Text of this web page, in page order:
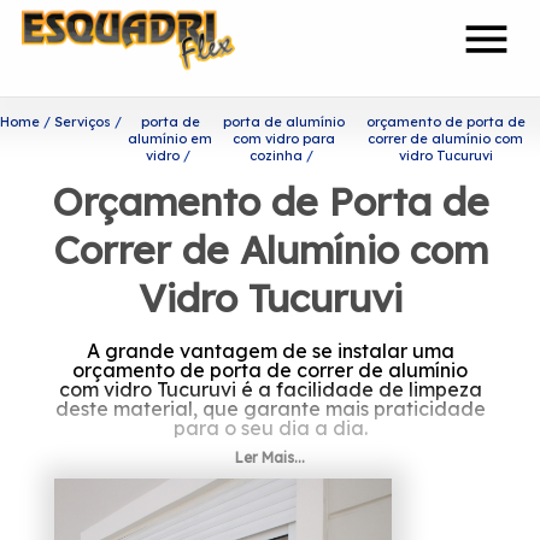
menu
Home Serviços
porta de
alumínio em
vidro
porta de alumínio
com vidro para
cozinha
orçamento de porta de
correr de alumínio com
vidro Tucuruvi
Orçamento de Porta de
Correr de Alumínio com
Vidro Tucuruvi
A grande vantagem de se instalar uma
orçamento de porta de correr de alumínio
com vidro Tucuruvi é a facilidade de limpeza
deste material, que garante mais praticidade
para o seu dia a dia.
Se interessa por orçamento
de porta de correr de alumínio
Ler Mais...